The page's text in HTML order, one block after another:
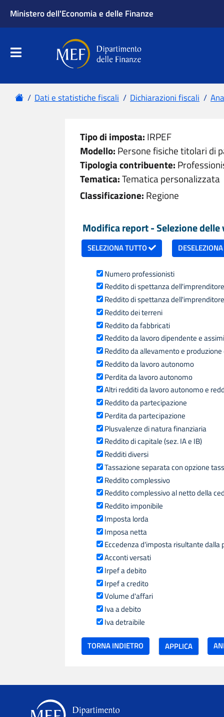
Ministero dell'Economia e delle Finanze
Apri menu principale
Dipartimento delle Finanze
Menu principale
HomeDati e statistiche fiscali Dichiarazioni fiscali
Tipo di imposta: IRPEF
Modello: Persone fisiche titolari di
Tipologia contribuente:
Tematica:Tematica personalizzata
Classificazione: Regione
Modifica report - Selezione delle
SELEZIONA TUTTO
Numero professionisti
Reddito di spettanza
Reddito di spettanza
Reddito dei terreni
Reddito da fabbricati
Reddito da lavoro dipendente e
Reddito da allevamento e
Reddito da lavoro autonomo
Perdita da lavoro autonomo
Altri redditi da lavoro autonomo e
Reddito da partecipazione
Perdita da partecipazione
Plusvalenze di natura finanziaria
Reddito di capitale (sez. IA e IB)
Redditi diversi
Tassazione separata con opzione
Reddito complessivo
Reddito complessivo al netto della
Reddito imponibile
Imposta lorda
Imposa netta
Eccedenza d'imposta risultante dalla
Acconti versati
Irpef a debito
Irpef a credito
Volume d'affari
Iva a debito
Iva detraibile
TORNA INDIETRO